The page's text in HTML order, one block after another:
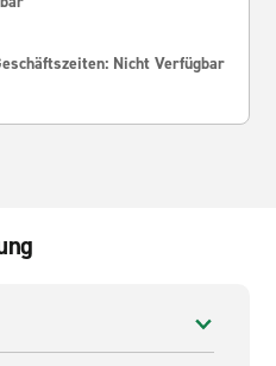
Nicht Verfügbar